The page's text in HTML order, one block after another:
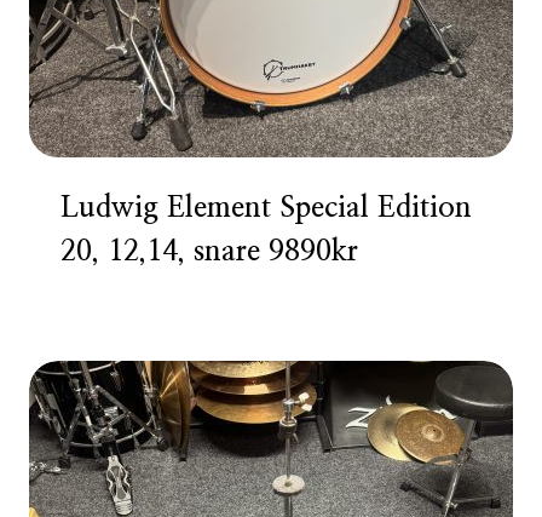
Ludwig Element Special Edition
20, 12,14, snare 9890kr